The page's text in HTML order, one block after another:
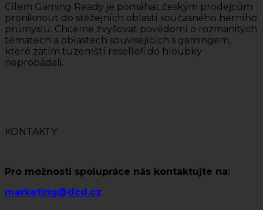
Cílem Gaming Ready je pomáhat českým prodejcům
proniknout do stěžejních oblastí současného herního
průmyslu. Chceme zvyšovat povědomí o rozmanitých
tématech a oblastech souvisejících s gamingem,
které zatím tuzemští reselleři do hloubky
neprobádali.
KONTAKTY
Pro možnosti spolupráce nás kontaktujte na:
marketing@dcd.cz